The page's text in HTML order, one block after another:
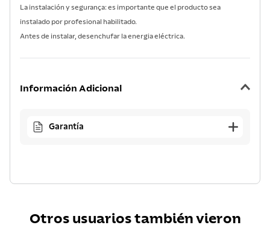
La instalación y segurança: es importante que el producto sea
instalado por profesional habilitado.
Antes de instalar, desenchufar la energia eléctrica.
Información Adicional
Garantía
Otros usuarios también vieron